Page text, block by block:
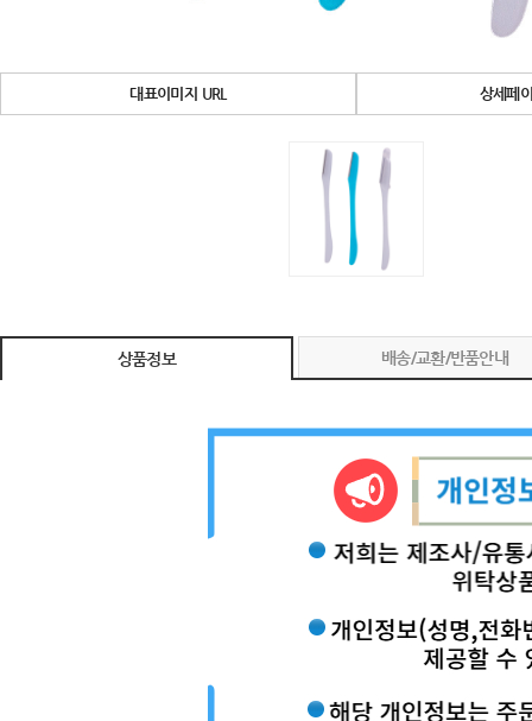
대표이미지 URL 상세페
상품정보 배송/교환/반품안내